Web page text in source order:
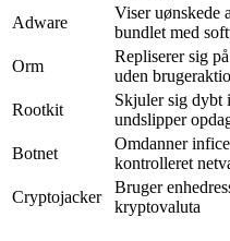
Adware
Viser uønskede
bundlet med
Orm
Repliserer sig
uden
Rootkit
Skjuler sig dybt
undslipper
Botnet
Omdanner
kontrolleret
Cryptojacker
Bruger
kryptovaluta